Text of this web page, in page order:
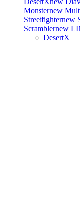
DesertXnew
Monsternew
Streetfighternew
Scramblernew
DesertX